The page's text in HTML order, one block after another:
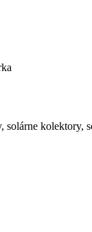
solárne